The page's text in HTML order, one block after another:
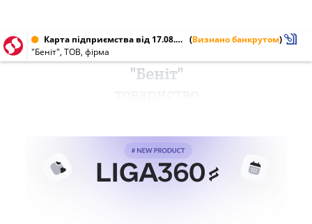
Карта підприємства від 17.08.2006 № 21554493 (Визнано банкрутом)
"Беніт", ТОВ, фірма
"Беніт"